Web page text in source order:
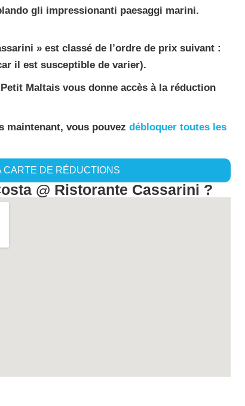
gli impressionanti paesaggi marini.
» est classé de l’ordre de prix suivant :
il est susceptible de varier).
Maltais vous donne accès à la réduction
maintenant, vous pouvez débloquer toutes les
CARTE DE RÉDUCTIONS
@ Ristorante Cassarini ?